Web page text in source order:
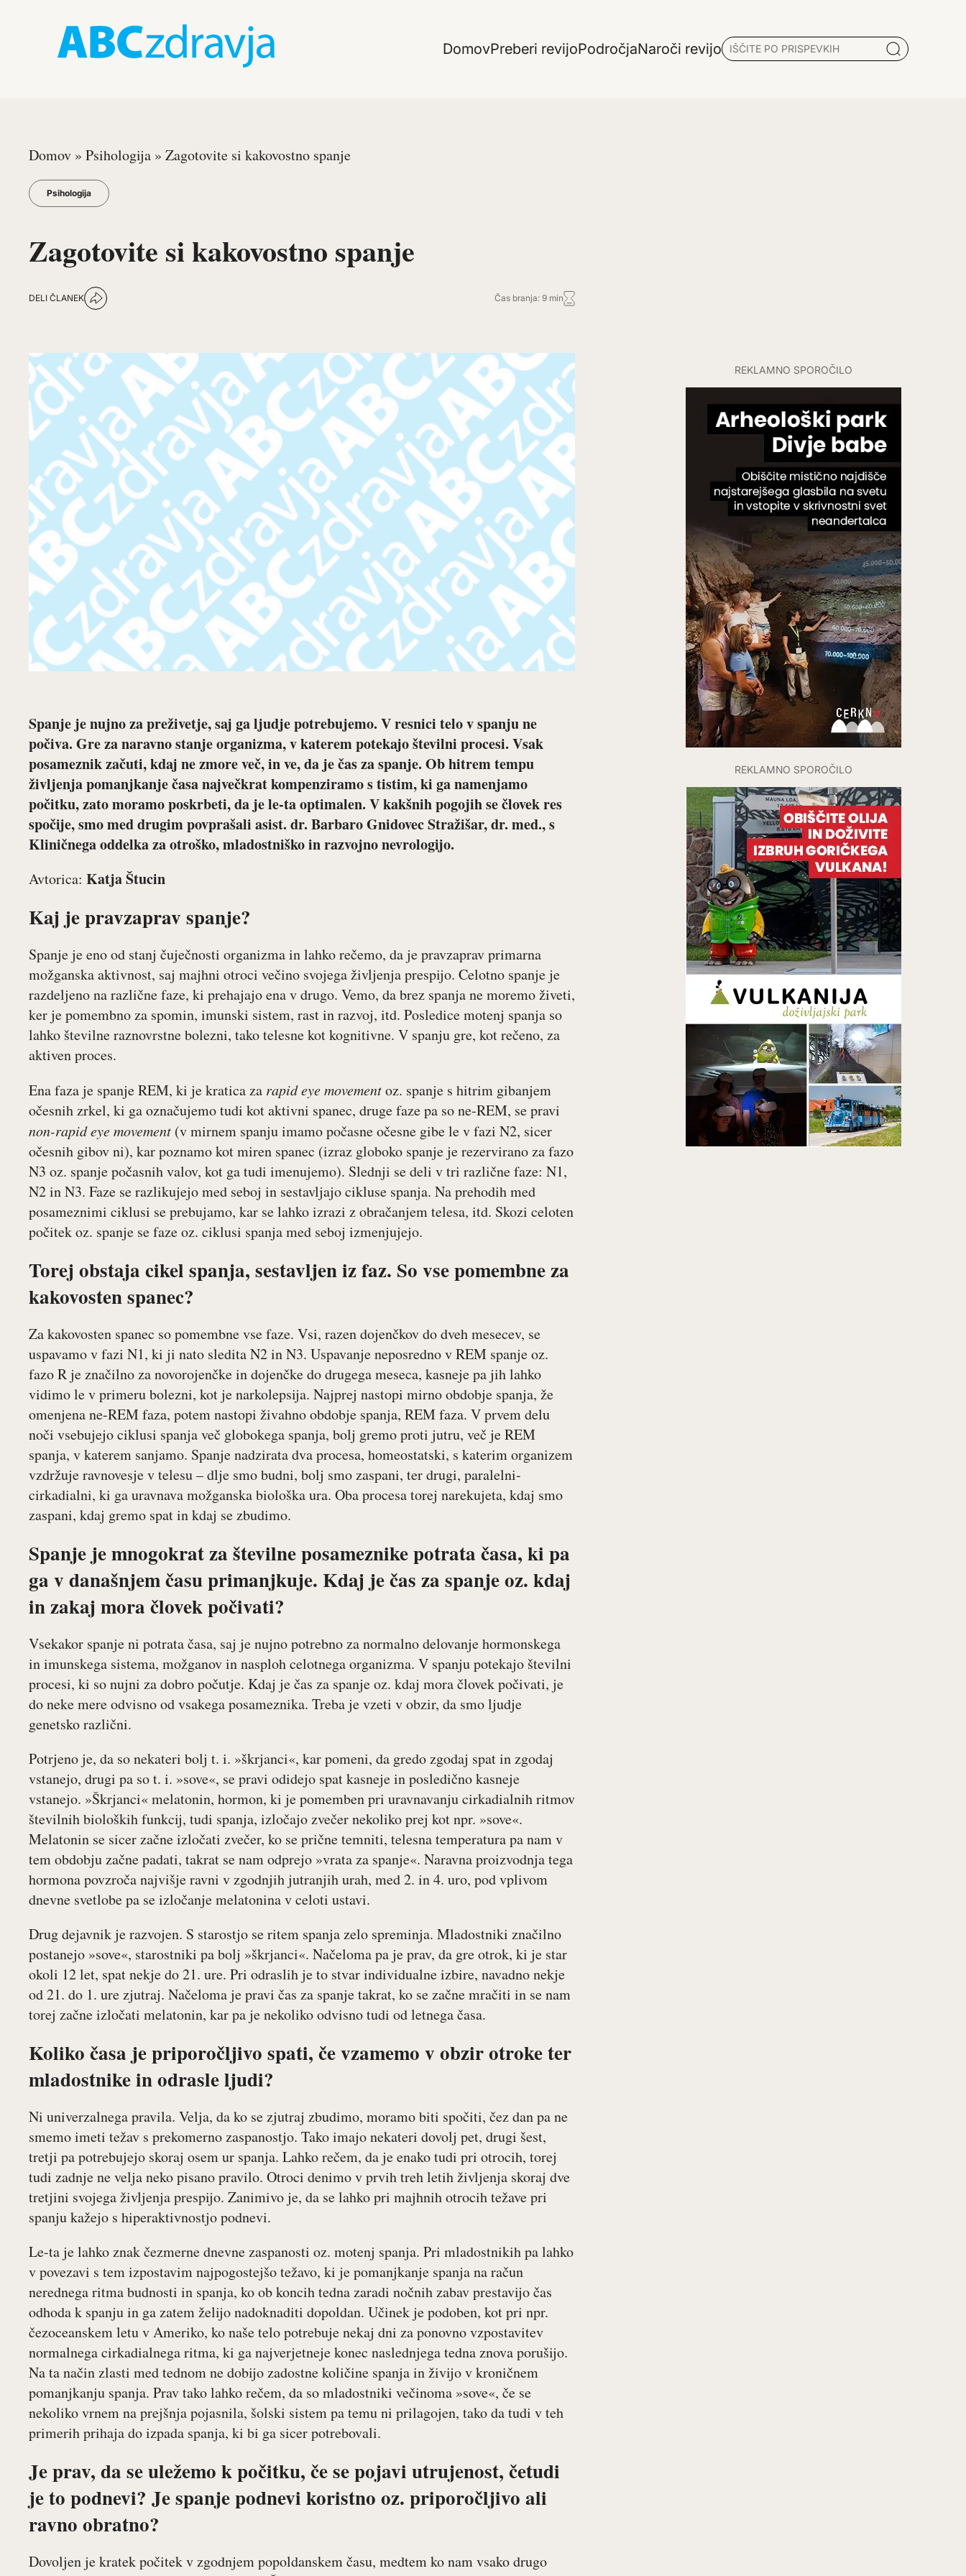
DomovPreberi revijoPodročjaNaroči revijo
Domov » Psihologija » Zagotovite si kakovostno spanje
Psihologija
Zagotovite si kakovostno spanje
DELI ČLANEK Čas branja: 9 min
Spanje je nujno za preživetje, saj ga ljudje potrebujemo. V resnici telo v spanju ne
počiva. Gre za naravno stanje organizma, v katerem potekajo številni procesi. Vsak
posameznik začuti, kdaj ne zmore več, in ve, da je čas za spanje. Ob hitrem tempu
življenja pomanjkanje časa največkrat kompenziramo s tistim, ki ga namenjamo
počitku, zato moramo poskrbeti, da je le-ta optimalen. V kakšnih pogojih se človek res
spočije, smo med drugim povprašali asist. dr. Barbaro Gnidovec Stražišar, dr. med., s
Kliničnega oddelka za otroško, mladostniško in razvojno nevrologijo.
Avtorica: Katja Štucin
Kaj je pravzaprav spanje?
Spanje je eno od stanj čuječnosti organizma in lahko rečemo, da je pravzaprav primarna
možganska aktivnost, saj majhni otroci večino svojega življenja prespijo. Celotno spanje je
razdeljeno na različne faze, ki prehajajo ena v drugo. Vemo, da brez spanja ne moremo živeti,
ker je pomembno za spomin, imunski sistem, rast in razvoj, itd. Posledice motenj spanja so
lahko številne raznovrstne bolezni, tako telesne kot kognitivne. V spanju gre, kot rečeno, za
aktiven proces.
Ena faza je spanje REM, ki je kratica za rapid eye movementoz. spanje s hitrim gibanjem
očesnih zrkel, ki ga označujemo tudi kot aktivni spanec, druge faze pa so ne-REM, se pravi
non-rapid eye movement (v mirnem spanju imamo počasne očesne gibe le v fazi N2, sicer
očesnih gibov ni), kar poznamo kot miren spanec (izraz globoko spanje je rezervirano za fazo
N3 oz. spanje počasnih valov, kot ga tudi imenujemo). Slednji se deli v tri različne faze: N1,
N2 in N3. Faze se razlikujejo med seboj in sestavljajo cikluse spanja. Na prehodih med
posameznimi ciklusi se prebujamo, kar se lahko izrazi z obračanjem telesa, itd. Skozi celoten
počitek oz. spanje se faze oz. ciklusi spanja med seboj izmenjujejo.
Torej obstaja cikel spanja, sestavljen iz faz. So vse pomembne za
kakovosten spanec?
Za kakovosten spanec so pomembne vse faze. Vsi, razen dojenčkov do dveh mesecev, se
uspavamo v fazi N1, ki ji nato sledita N2 in N3. Uspavanje neposredno v REM spanje oz.
fazo R je značilno za novorojenčke in dojenčke do drugega meseca, kasneje pa jih lahko
vidimo le v primeru bolezni, kot je narkolepsija. Najprej nastopi mirno obdobje spanja, že
omenjena ne-REM faza, potem nastopi živahno obdobje spanja, REM faza. V prvem delu
noči vsebujejo ciklusi spanja več globokega spanja, bolj gremo proti jutru, več je REM
spanja, v katerem sanjamo. Spanje nadzirata dva procesa, homeostatski, s katerim organizem
vzdržuje ravnovesje v telesu – dlje smo budni, bolj smo zaspani, ter drugi, paralelni-
cirkadialni, ki ga uravnava možganska biološka ura. Oba procesa torej narekujeta, kdaj smo
zaspani, kdaj gremo spat in kdaj se zbudimo.
Spanje je mnogokrat za številne posameznike potrata časa, ki pa
ga v današnjem času primanjkuje. Kdaj je čas za spanje oz. kdaj
in zakaj mora človek počivati?
Vsekakor spanje ni potrata časa, saj je nujno potrebno za normalno delovanje hormonskega
in imunskega sistema, možganov in nasploh celotnega organizma. V spanju potekajo številni
procesi, ki so nujni za dobro počutje. Kdaj je čas za spanje oz. kdaj mora človek počivati, je
do neke mere odvisno od vsakega posameznika. Treba je vzeti v obzir, da smo ljudje
genetsko različni.
Potrjeno je, da so nekateri bolj t. i. »škrjanci«, kar pomeni, da gredo zgodaj spat in zgodaj
vstanejo, drugi pa so t. i. »sove«, se pravi odidejo spat kasneje in posledično kasneje
vstanejo. »Škrjanci« melatonin, hormon, ki je pomemben pri uravnavanju cirkadialnih ritmov
številnih bioloških funkcij, tudi spanja, izločajo zvečer nekoliko prej kot npr. »sove«.
Melatonin se sicer začne izločati zvečer, ko se prične temniti, telesna temperatura pa nam v
tem obdobju začne padati, takrat se nam odprejo »vrata za spanje«. Naravna proizvodnja tega
hormona povzroča najvišje ravni v zgodnjih jutranjih urah, med 2. in 4. uro, pod vplivom
dnevne svetlobe pa se izločanje melatonina v celoti ustavi.
Drug dejavnik je razvojen. S starostjo se ritem spanja zelo spreminja. Mladostniki značilno
postanejo »sove«, starostniki pa bolj »škrjanci«. Načeloma pa je prav, da gre otrok, ki je star
okoli 12 let, spat nekje do 21. ure. Pri odraslih je to stvar individualne izbire, navadno nekje
od 21. do 1. ure zjutraj. Načeloma je pravi čas za spanje takrat, ko se začne mračiti in se nam
torej začne izločati melatonin, kar pa je nekoliko odvisno tudi od letnega časa.
Koliko časa je priporočljivo spati, če vzamemo v obzir otroke ter
mladostnike in odrasle ljudi?
Ni univerzalnega pravila. Velja, da ko se zjutraj zbudimo, moramo biti spočiti, čez dan pa ne
smemo imeti težav s prekomerno zaspanostjo. Tako imajo nekateri dovolj pet, drugi šest,
tretji pa potrebujejo skoraj osem ur spanja. Lahko rečem, da je enako tudi pri otrocih, torej
tudi zadnje ne velja neko pisano pravilo. Otroci denimo v prvih treh letih življenja skoraj dve
tretjini svojega življenja prespijo. Zanimivo je, da se lahko pri majhnih otrocih težave pri
spanju kažejo s hiperaktivnostjo podnevi.
Le-ta je lahko znak čezmerne dnevne zaspanosti oz. motenj spanja. Pri mladostnikih pa lahko
v povezavi s tem izpostavim najpogostejšo težavo, ki je pomanjkanje spanja na račun
nerednega ritma budnosti in spanja, ko ob koncih tedna zaradi nočnih zabav prestavijo čas
odhoda k spanju in ga zatem želijo nadoknaditi dopoldan. Učinek je podoben, kot pri npr.
čezoceanskem letu v Ameriko, ko naše telo potrebuje nekaj dni za ponovno vzpostavitev
normalnega cirkadialnega ritma, ki ga najverjetneje konec naslednjega tedna znova porušijo.
Na ta način zlasti med tednom ne dobijo zadostne količine spanja in živijo v kroničnem
pomanjkanju spanja. Prav tako lahko rečem, da so mladostniki večinoma »sove«, če se
nekoliko vrnem na prejšnja pojasnila, šolski sistem pa temu ni prilagojen, tako da tudi v teh
primerih prihaja do izpada spanja, ki bi ga sicer potrebovali.
Je prav, da se uležemo k počitku, če se pojavi utrujenost, četudi
je to podnevi? Je spanje podnevi koristno oz. priporočljivo ali
ravno obratno?
Dovoljen je kratek počitek v zgodnjem popoldanskem času, medtem ko nam vsako drugo
REKLAMNO SPOROČILO
REKLAMNO SPOROČILO